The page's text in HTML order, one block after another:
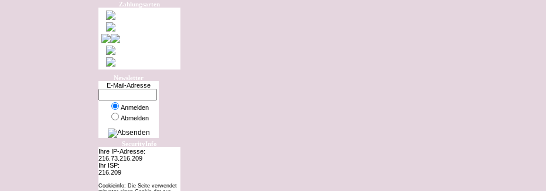
Zahlungsarten
Newsletter
E-Mail-Adresse
Anmelden
Abmelden
SecurityInfo
Ihre IP-Adresse:
216.73.216.209
Ihr ISP:
216.209
Cookieinfo: Die Seite verwendet